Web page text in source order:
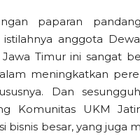
paparan
anggota
Timur ini sangat
meningkatkan
Dan
Komunitas UKM
bisnis besar, yang juga